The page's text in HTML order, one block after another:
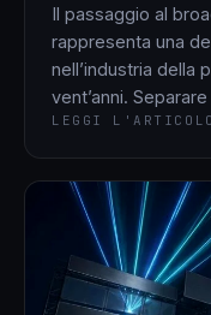
Il passaggio al
rappresenta una
nell’industria della
vent’anni.
LEGGI